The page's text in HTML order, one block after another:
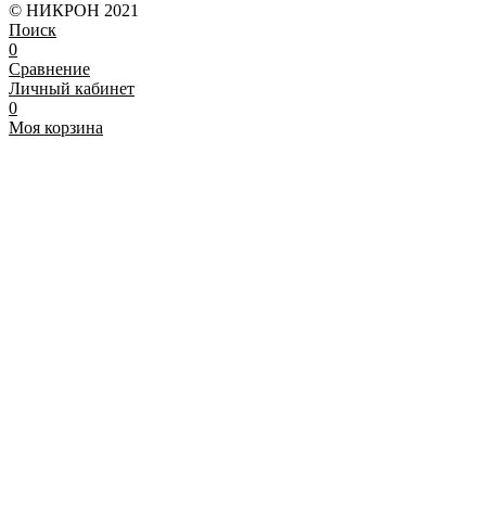
© НИКРОН 2021
Поиск
0
Сравнение
Личный кабинет
0
Моя корзина